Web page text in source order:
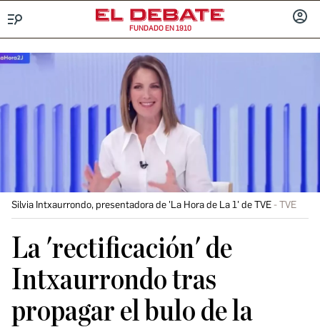
FUNDADO EN 1910
Silvia Intxaurrondo, presentadora de 'La Hora de La 1' de TVE TVE
La 'rectificación' de
Intxaurrondo tras
propagar el bulo de la